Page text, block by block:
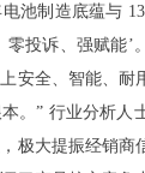
池制造底蕴与
零投诉、强赋能’
安全、智能、耐
。” 行业分析人
极大提振经销商